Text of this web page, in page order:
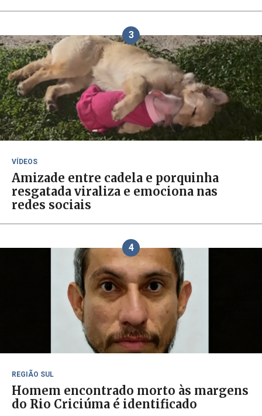
3
VÍDEOS
Amizade entre cadela e porquinha
resgatada viraliza e emociona nas
redes sociais
4
REGIÃO SUL
Homem encontrado morto às margens
do Rio Criciúma é identificado